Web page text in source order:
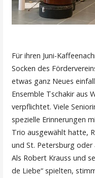
Für ihren Juni-
Socken des
etwas ganz Neues
Ensemble Tschakir aus
verpflichtet. Viele
spezielle Erinnerungen
Trio ausgewählt hatte,
und St. Petersburg
Als Robert Krauss und
de Liebe“ spielten,